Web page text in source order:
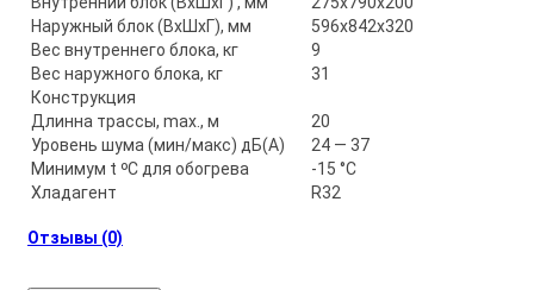
Наружный блок (ВхШхГ), мм
596x842x320
Вес внутреннего блока, кг
9
Вес наружного блока, кг
31
Конструкция
Длинна трассы, max., м
20
Уровень шума (мин/макс) дБ(А)
24 — 37
Минимум t ᵒC для обогрева
-15 °С
Хладагент
R32
Отзывы (0)